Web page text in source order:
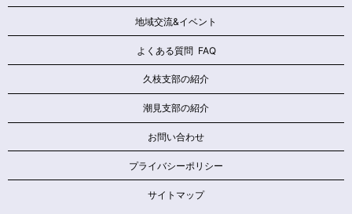
地域交流&イベント
よくある質問 FAQ
久枝支部の紹介
潮見支部の紹介
お問い合わせ
プライバシーポリシー
サイトマップ